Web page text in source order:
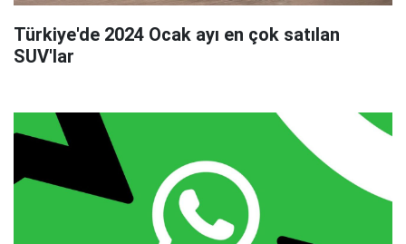
Türkiye'de 2024 Ocak ayı en çok satılan
SUV'lar